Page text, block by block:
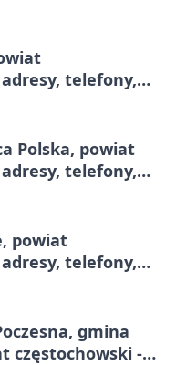
telefony,
Polska, powiat
telefony,
powiat
telefony,
gmina
częstochowski -